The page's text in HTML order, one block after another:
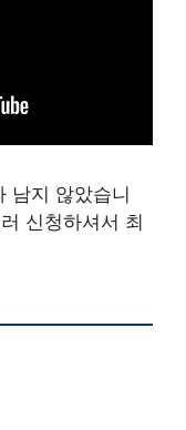
남지 않았습니
신청하셔서 최